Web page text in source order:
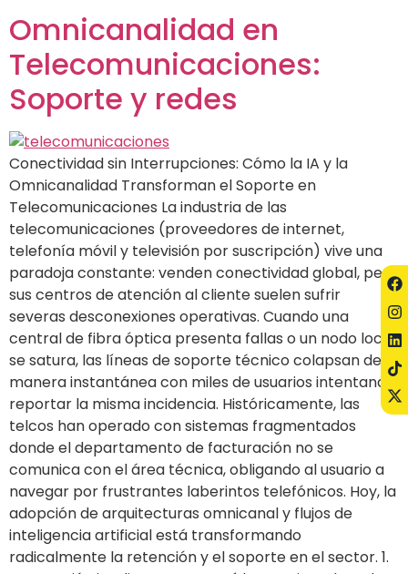
Omnicanalidad en
Telecomunicaciones:
Soporte y redes
Conectividad sin Interrupciones: Cómo la IA y la
Omnicanalidad Transforman el Soporte en
Telecomunicaciones La industria de las
telecomunicaciones (proveedores de internet,
telefonía móvil y televisión por suscripción) vive una
paradoja constante: venden conectividad global, pero
sus centros de atención al cliente suelen sufrir
severas desconexiones operativas. Cuando una
central de fibra óptica presenta fallas o un nodo local
se satura, las líneas de soporte técnico colapsan de
manera instantánea con miles de usuarios intentando
reportar la misma incidencia. Históricamente, las
telcos han operado con sistemas fragmentados
donde el departamento de facturación no se
comunica con el área técnica, obligando al usuario a
navegar por frustrantes laberintos telefónicos. Hoy, la
adopción de arquitecturas omnicanal y flujos de
inteligencia artificial está transformando
radicalmente la retención y el soporte en el sector. 1.